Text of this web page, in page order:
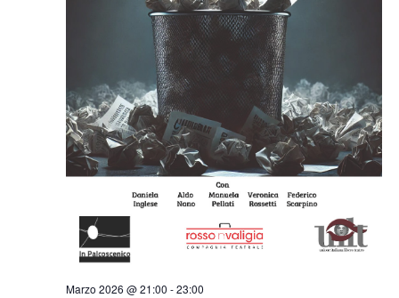
Marzo 2026 @ 21:00 -23:00